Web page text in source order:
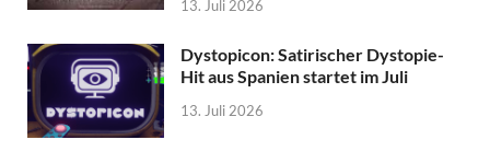
13. Juli 2026
Dystopicon: Satirischer Dystopie-
Hit aus Spanien startet im Juli
13. Juli 2026